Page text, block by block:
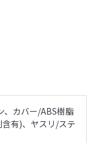
、カバー/ABS樹脂
有)、ヤスリ/ステ